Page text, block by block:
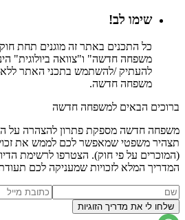
שימו לב!
כל התכנים באתר זה מוגנים תחת חוק
משפחה חדשה" ו"צוואה ביולוגית"
להעתיק /להשתמש בתכני האתר ללא
משפחה חדשה.
ברוכים הבאים למשפחה חדשה
משפחה חדשה מספקת פתרון להצהרה על
תצהיר משפטי שמאפשר לכם לממש את
(המוכרים על פי חוק). הצטרפו לרשימת
המדריך המלא לזכויות שמעניקה לכם תעודת